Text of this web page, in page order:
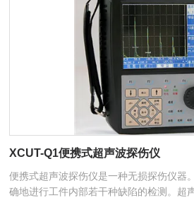
XCUT-Q1便携式超声波探伤仪
便携式超声波探伤仪是一种无损探伤仪器
确地进行工件内部若干种缺陷的检测。超